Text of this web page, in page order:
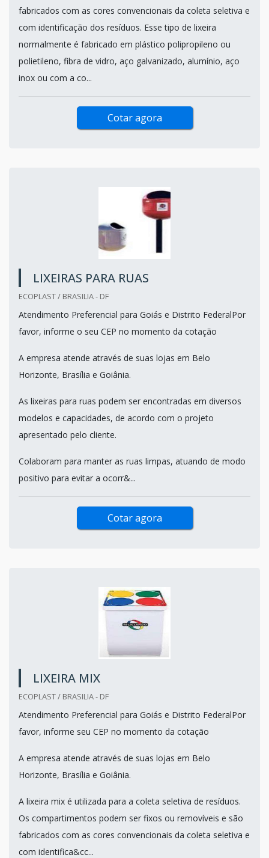
fabricados com as cores convencionais da coleta seletiva e
com identificação dos resíduos. Esse tipo de lixeira
normalmente é fabricado em plástico polipropileno ou
polietileno, fibra de vidro, aço galvanizado, alumínio, aço
inox ou com a co...
Cotar agora
LIXEIRAS PARA RUAS
ECOPLAST / BRASILIA - DF
Atendimento Preferencial para Goiás e Distrito FederalPor
favor, informe o seu CEP no momento da cotação
A empresa atende através de suas lojas em Belo
Horizonte, Brasília e Goiânia.
As lixeiras para ruas podem ser encontradas em diversos
modelos e capacidades, de acordo com o projeto
apresentado pelo cliente.
Colaboram para manter as ruas limpas, atuando de modo
positivo para evitar a ocorr&...
Cotar agora
LIXEIRA MIX
ECOPLAST / BRASILIA - DF
Atendimento Preferencial para Goiás e Distrito FederalPor
favor, informe seu CEP no momento da cotação
A empresa atende através de suas lojas em Belo
Horizonte, Brasília e Goiânia.
A lixeira mix é utilizada para a coleta seletiva de resíduos.
Os compartimentos podem ser fixos ou removíveis e são
fabricados com as cores convencionais da coleta seletiva e
com identifica&cc...